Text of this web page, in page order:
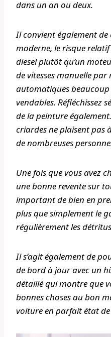
dans un an ou deux.
Il convient également
moderne, le risque
diesel plutôt qu’un
de vitesses manuelle
automatiques
vendables. Réfléchissez
de la peinture
criardes ne plaisent pas
de nombreuses
Une fois que vous avez
une bonne revente sur
important de bien en
plus que simplement le
régulièrement les
Il s’agit également de
de bord à jour avec un
détaillé qui montre que
bonnes choses au bon
voiture en parfait état